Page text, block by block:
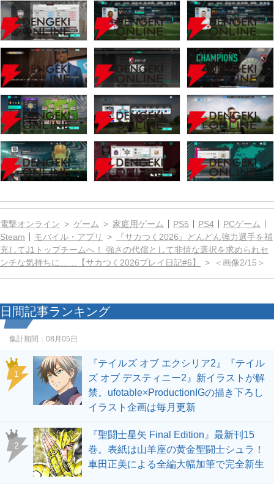
電撃オンライン ゲーム 家庭用ゲーム PS5 PS4
PCゲーム
Steam
モバイル・アプリ
『サカつく2026』どんどん強力選手を補
充してJ1トップチームへ！ 強さの代償として非情な選択を求められセ
ンチな気持ちに……【サカつく2026プレイ日記#6】
＜画像2/15＞
日間記事ランキング
集計期間： 08月05日
1
『テイルズ オブ エクシリア2』『テイル
ズ オブ デスティニー2』新イラストが解
禁。ufotable×ProductionIGの描き下ろし
イラスト企画は毎月更新
2
『聖闘士星矢 Final Edition』最新刊15
巻。表紙は山羊座の黄金聖闘士シュラ！
車田正美による全編大幅加筆で完全新生